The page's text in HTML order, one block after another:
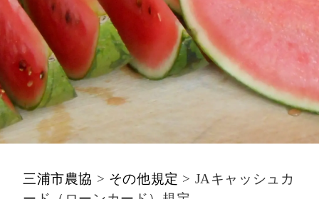
三浦市農協 > その他規定 > JAキャッシュカ